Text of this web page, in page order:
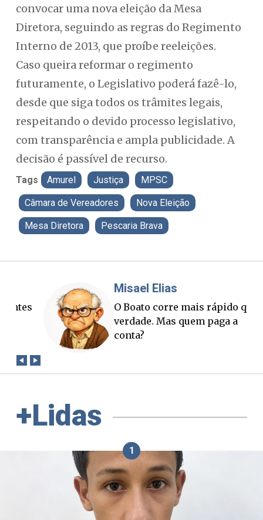
convocar uma nova eleição da Mesa
Diretora, seguindo as regras do Regimento
Interno de 2013, que proíbe reeleições.
Caso queira reformar o regimento
futuramente, o Legislativo poderá fazê-lo,
desde que siga todos os trâmites legais,
respeitando o devido processo legislativo,
com transparência e ampla publicidade. A
decisão é passível de recurso.
Tags Amurel Justiça MPSC
Câmara de Vereadores Nova Eleição
Mesa Diretora Pescaria Brava
Misael Elias
O Boato corre mais rápido que a
verdade. Mas quem paga a
+Lidas
1